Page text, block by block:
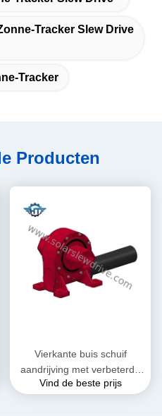
Tracker Slew Drive
Tracker
Producten
Vierkante buis schuif
aandrijving met verbeterde
torsionele stijfheid en
Vind de beste prijs